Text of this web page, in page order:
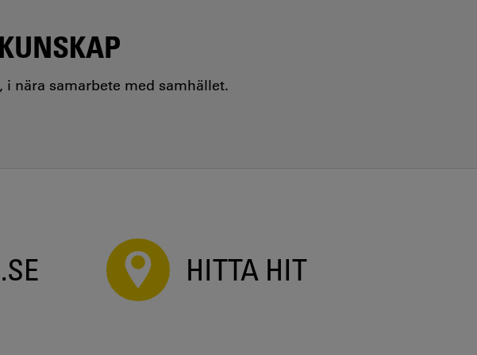
nära samarbete med samhället.
HITTA HIT